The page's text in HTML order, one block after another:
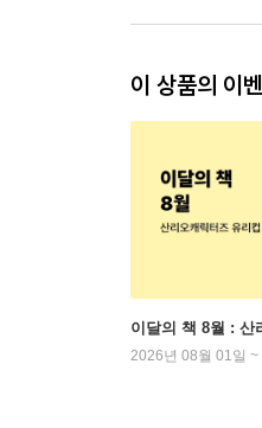
이 상품의 이
이달의 책 8월 : 산
2026년 08월 01일 ~